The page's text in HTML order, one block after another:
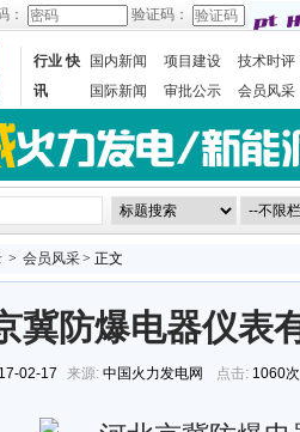
： 验证码：
行业 快
讯
国内新闻 项目建设
技术时评
国际新闻
审批公示 会员风采
> 会员风采> 正文
冀防爆电器仪表
02-17 来源: 中国火力发电网 点击: 1060